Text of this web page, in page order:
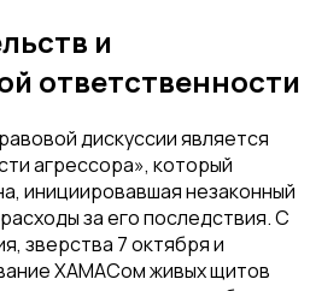
и
ответственности
дискуссии является
агрессора», который
инициировавшая незаконный
за его последствия. С
зверства 7 октября и
ХАМАСом живых щитов